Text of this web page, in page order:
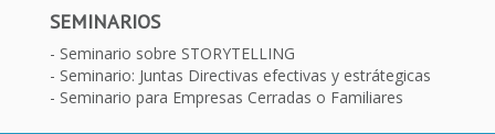
SEMINARIOS
Seminario sobre STORYTELLING
Seminario: Juntas Directivas efectivas y estrátegicas
Seminario para Empresas Cerradas o Familiares